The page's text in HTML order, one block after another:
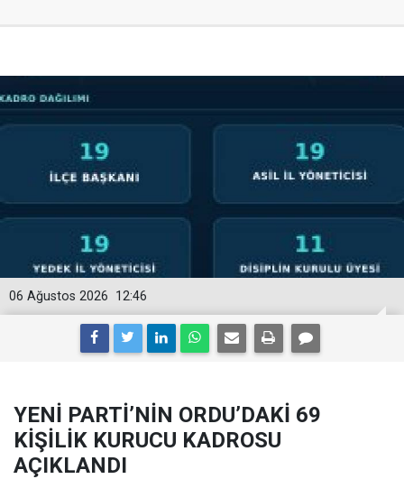
12:46
06 Ağustos 2026
YENİ PARTİ’NİN ORDU’DAKİ 69
KİŞİLİK KURUCU KADROSU
AÇIKLANDI